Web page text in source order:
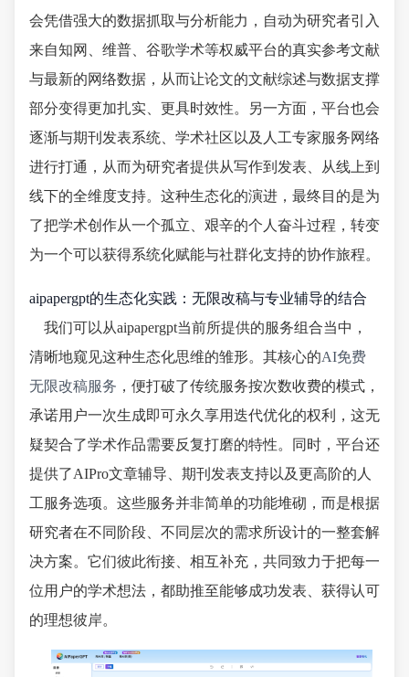
会凭借强大的数据抓取与分析能力，自动为研究者引入
来自知网、维普、谷歌学术等权威平台的真实参考文献
与最新的网络数据，从而让论文的文献综述与数据支撑
部分变得更加扎实、更具时效性。另一方面，平台也会
逐渐与期刊发表系统、学术社区以及人工专家服务网络
进行打通，从而为研究者提供从写作到发表、从线上到
线下的全维度支持。这种生态化的演进，最终目的是为
了把学术创作从一个孤立、艰辛的个人奋斗过程，转变
为一个可以获得系统化赋能与社群化支持的协作旅程。
aipapergpt的生态化实践：无限改稿与专业辅导的结合
我们可以从aipapergpt当前所提供的服务组合当中，
清晰地窥见这种生态化思维的雏形。其核心的AI免费
无限改稿服务 ，便打破了传统服务按次数收费的模式，
承诺用户一次生成即可永久享用迭代优化的权利，这无
疑契合了学术作品需要反复打磨的特性。同时，平台还
提供了AIPro文章辅导、期刊发表支持以及更高阶的人
工服务选项。这些服务并非简单的功能堆砌，而是根据
研究者在不同阶段、不同层次的需求所设计的一整套解
决方案。它们彼此衔接、相互补充，共同致力于把每一
位用户的学术想法，都助推至能够成功发表、获得认可
的理想彼岸。